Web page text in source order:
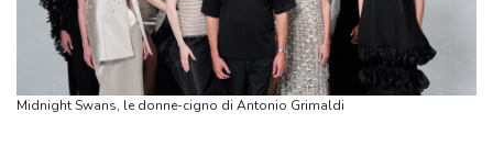
Midnight Swans, le donne-cigno di Antonio Grimaldi